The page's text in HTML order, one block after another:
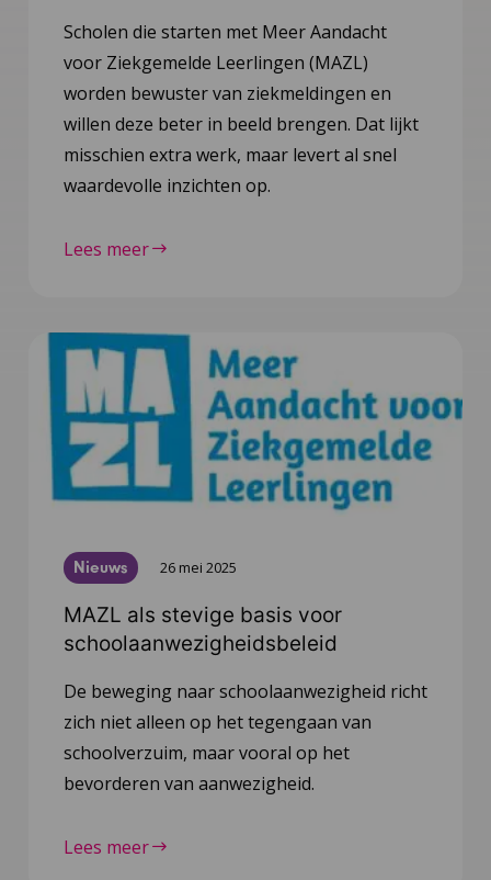
Scholen die starten met Meer Aandacht
voor Ziekgemelde Leerlingen (MAZL)
worden bewuster van ziekmeldingen en
willen deze beter in beeld brengen. Dat lijkt
misschien extra werk, maar levert al snel
waardevolle inzichten op.
Lees meer
Nieuws 26 mei 2025
MAZL als stevige basis voor
schoolaanwezigheidsbeleid
De beweging naar schoolaanwezigheid richt
zich niet alleen op het tegengaan van
schoolverzuim, maar vooral op het
bevorderen van aanwezigheid.
Lees meer